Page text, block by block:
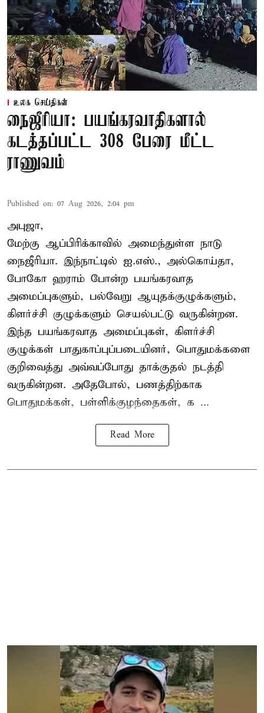
உலக செய்திகள்
நைஜீரியா: பயங்கரவாதிகளால்
கடத்தப்பட்ட 308 பேரை மீட்ட
ராணுவம்
Published on: 07 Aug 2026, 2:04 pm
அபுஜா,
மேற்கு ஆப்பிரிக்காவில் அமைந்துள்ள நாடு
நைஜீரியா. இந்நாட்டில் ஐ.எஸ்., அல்கொய்தா,
போகோ ஹராம் போன்ற பயங்கரவாத
அமைப்புகளும், பல்வேறு ஆயுதக்குழுக்களும்,
கிளர்ச்சி குழுக்களும் செயல்பட்டு வருகின்றன.
இந்த பயங்கரவாத அமைப்புகள், கிளர்ச்சி
குழுக்கள் பாதுகாப்புப்படையினர், பொதுமக்களை
குறிவைத்து அவ்வப்போது தாக்குதல் நடத்தி
வருகின்றன. அதேபோல், பணத்திற்காக
பொதுமக்கள், பள்ளிக்குழந்தைகள், க ...
Read More